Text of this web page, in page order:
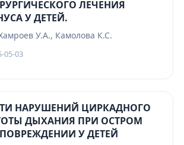
ЛЕЧЕНИЯ
У ДЕТЕЙ.
У.А., Камолова К.С.
05-03
НАРУШЕНИЙ ЦИРКАДНОГО
ДЫХАНИЯ ПРИ ОСТРОМ
У ДЕТЕЙ